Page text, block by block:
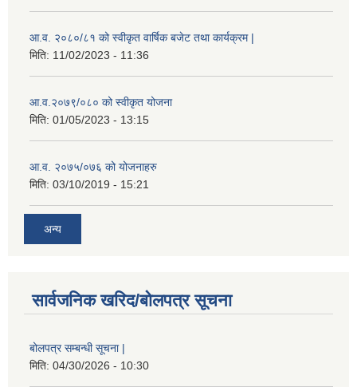
आ.व. २०८०/८१ को स्वीकृत वार्षिक बजेट तथा कार्यक्रम |
मिति: 11/02/2023 - 11:36
आ.व.२०७९/०८० को स्वीकृत योजना
मिति: 01/05/2023 - 13:15
आ.व. २०७५/०७६ को योजनाहरु
मिति: 03/10/2019 - 15:21
अन्य
सार्वजनिक खरिद/बोलपत्र सूचना
बोलपत्र सम्बन्धी सूचना |
मिति: 04/30/2026 - 10:30